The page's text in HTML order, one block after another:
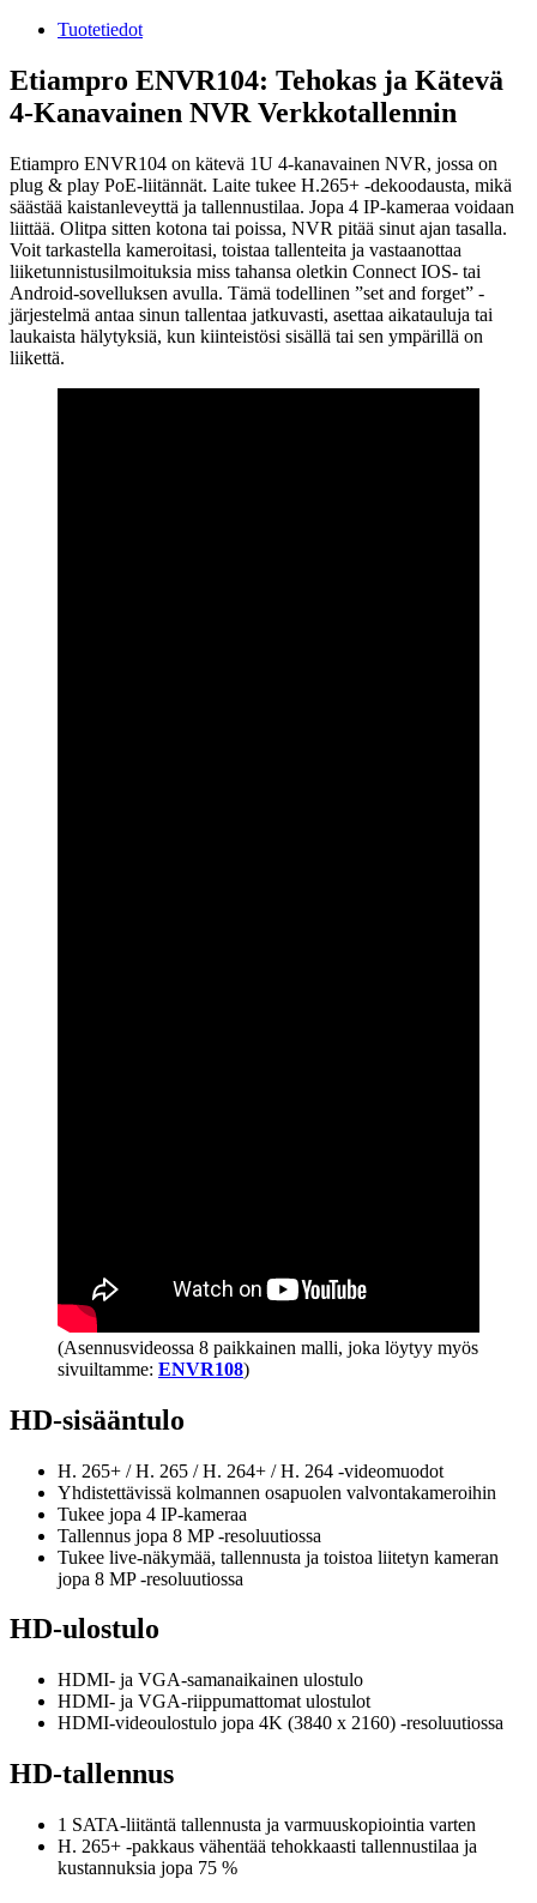
määrä
Tuotetiedot
Etiampro ENVR104: Tehokas ja Kätevä
4-Kanavainen NVR Verkkotallennin
Etiampro ENVR104 on kätevä 1U 4-kanavainen NVR, jossa on
plug & play PoE-liitännät. Laite tukee H.265+ -dekoodausta, mikä
säästää kaistanleveyttä ja tallennustilaa. Jopa 4 IP-kameraa voidaan
liittää. Olitpa sitten kotona tai poissa, NVR pitää sinut ajan tasalla.
Voit tarkastella kameroitasi, toistaa tallenteita ja vastaanottaa
liiketunnistusilmoituksia miss tahansa oletkin Connect IOS- tai
Android-sovelluksen avulla. Tämä todellinen ”set and forget” -
järjestelmä antaa sinun tallentaa jatkuvasti, asettaa aikatauluja tai
laukaista hälytyksiä, kun kiinteistösi sisällä tai sen ympärillä on
liikettä.
(Asennusvideossa 8 paikkainen malli, joka löytyy myös
sivuiltamme: ENVR108)
HD-sisääntulo
H. 265+ / H. 265 / H. 264+ / H. 264 -videomuodot
Yhdistettävissä kolmannen osapuolen valvontakameroihin
Tukee jopa 4 IP-kameraa
Tallennus jopa 8 MP -resoluutiossa
Tukee live-näkymää, tallennusta ja toistoa liitetyn kameran
jopa 8 MP -resoluutiossa
HD-ulostulo
HDMI- ja VGA-samanaikainen ulostulo
HDMI- ja VGA-riippumattomat ulostulot
HDMI-videoulostulo jopa 4K (3840 x 2160) -resoluutiossa
HD-tallennus
1 SATA-liitäntä tallennusta ja varmuuskopiointia varten
H. 265+ -pakkaus vähentää tehokkaasti tallennustilaa ja
kustannuksia jopa 75 %